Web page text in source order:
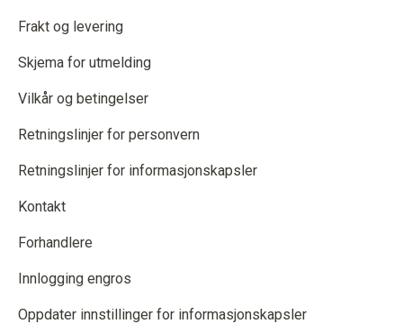
Frakt og levering
Skjema for utmelding
Vilkår og betingelser
Retningslinjer for personvern
Retningslinjer for informasjonskapsler
Kontakt
Forhandlere
Innlogging engros
Oppdater innstillinger for informasjonskapsler